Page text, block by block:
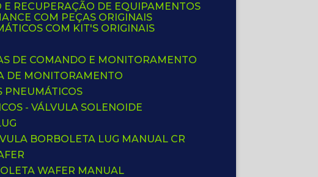
E RECUPERAÇÃO DE EQUIPAMENTOS
COM PEÇAS ORIGINAIS
COM KIT'S ORIGINAIS
DE COMANDO E MONITORAMENTO
DE MONITORAMENTO
PNEUMÁTICOS
- VÁLVULA SOLENOIDE
BORBOLETA LUG MANUAL CR
WAFER MANUAL